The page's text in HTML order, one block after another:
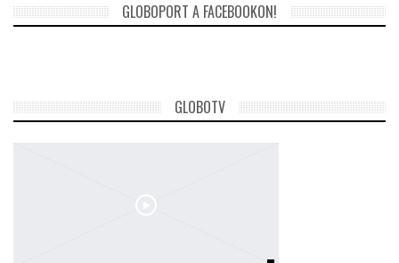
GLOBOPORT A FACEBOOKON!
GLOBOTV